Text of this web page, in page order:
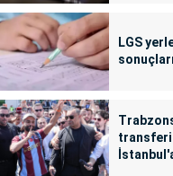
LGS
transferi